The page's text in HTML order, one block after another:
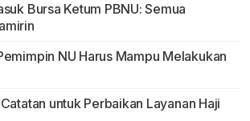
Bursa Ketum PBNU: Semua
NU Harus Mampu Melakukan
untuk Perbaikan Layanan Haji